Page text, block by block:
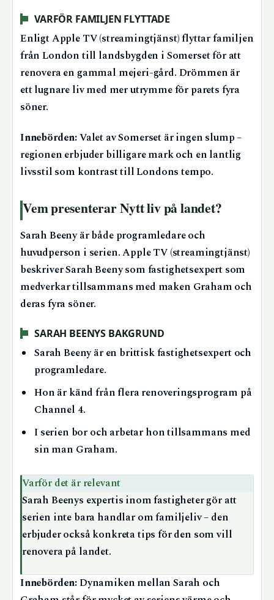
VARFÖR FAMILJEN FLYTTADE
Enligt Apple TV (streamingtjänst) flyttar familjen
från London till landsbygden i Somerset för att
renovera en gammal mejeri-gård. Drömmen är
ett lugnare liv med mer utrymme för parets fyra
söner.
Innebörden:Valet av Somerset är ingen slump –
regionen erbjuder billigare mark och en lantlig
livsstil som kontrast till Londons tempo.
Vem presenterar Nytt liv på landet?
Sarah Beeny är både programledare och
huvudperson i serien. Apple TV (streamingtjänst)
beskriver Sarah Beeny som fastighetsexpert som
medverkar tillsammans med maken Graham och
deras fyra söner.
SARAH BEENYS BAKGRUND
Sarah Beeny är en brittisk fastighetsexpert och
programledare.
Hon är känd från flera renoveringsprogram på
Channel 4.
I serien bor och arbetar hon tillsammans med
sin man Graham.
Varför det är relevant
Sarah Beenys expertis inom fastigheter gör att
serien inte bara handlar om familjeliv – den
erbjuder också konkreta tips för den som vill
renovera på landet.
Innebörden:Dynamiken mellan Sarah och